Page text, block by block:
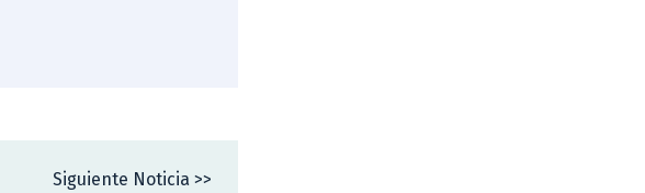
Siguiente Noticia >>